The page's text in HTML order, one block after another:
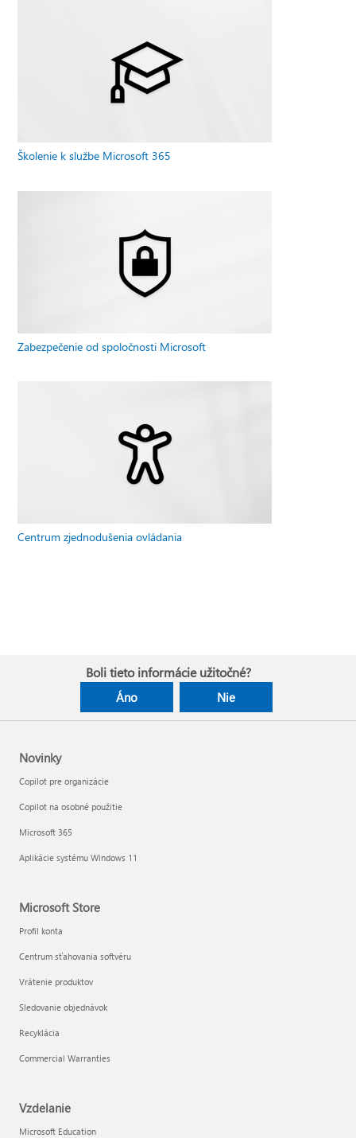
Školenie k službe Microsoft 365
Zabezpečenie od spoločnosti Microsoft
Centrum zjednodušenia ovládania
Boli tieto informácie užitočné?
Áno Nie
Novinky
Copilot pre organizácie
Copilot na osobné použitie
Microsoft 365
Aplikácie systému Windows 11
Microsoft Store
Profil konta
Centrum sťahovania softvéru
Vrátenie produktov
Sledovanie objednávok
Recyklácia
Commercial Warranties
Vzdelanie
Microsoft Education